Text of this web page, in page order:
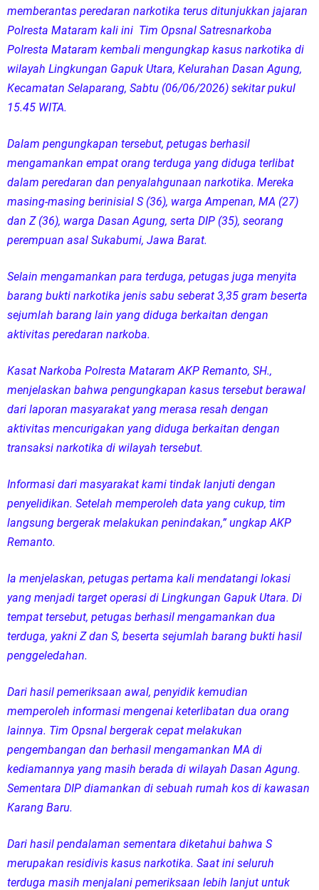
memberantas peredaran narkotika terus ditunjukkan jajaran
Polresta Mataram kali ini Tim Opsnal Satresnarkoba
Polresta Mataram kembali mengungkap kasus narkotika di
wilayah Lingkungan Gapuk Utara, Kelurahan Dasan Agung,
Kecamatan Selaparang, Sabtu (06/06/2026) sekitar pukul
15.45 WITA.
Dalam pengungkapan tersebut, petugas berhasil
mengamankan empat orang terduga yang diduga terlibat
dalam peredaran dan penyalahgunaan narkotika. Mereka
masing-masing berinisial S (36), warga Ampenan, MA (27)
dan Z (36), warga Dasan Agung, serta DIP (35), seorang
perempuan asal Sukabumi, Jawa Barat.
Selain mengamankan para terduga, petugas juga menyita
barang bukti narkotika jenis sabu seberat 3,35 gram beserta
sejumlah barang lain yang diduga berkaitan dengan
aktivitas peredaran narkoba.
Kasat Narkoba Polresta Mataram AKP Remanto, SH.,
menjelaskan bahwa pengungkapan kasus tersebut berawal
dari laporan masyarakat yang merasa resah dengan
aktivitas mencurigakan yang diduga berkaitan dengan
transaksi narkotika di wilayah tersebut.
Informasi dari masyarakat kami tindak lanjuti dengan
penyelidikan. Setelah memperoleh data yang cukup, tim
langsung bergerak melakukan penindakan,” ungkap AKP
Remanto.
Ia menjelaskan, petugas pertama kali mendatangi lokasi
yang menjadi target operasi di Lingkungan Gapuk Utara. Di
tempat tersebut, petugas berhasil mengamankan dua
terduga, yakni Z dan S, beserta sejumlah barang bukti hasil
penggeledahan.
Dari hasil pemeriksaan awal, penyidik kemudian
memperoleh informasi mengenai keterlibatan dua orang
lainnya. Tim Opsnal bergerak cepat melakukan
pengembangan dan berhasil mengamankan MA di
kediamannya yang masih berada di wilayah Dasan Agung.
Sementara DIP diamankan di sebuah rumah kos di kawasan
Karang Baru.
Dari hasil pendalaman sementara diketahui bahwa S
merupakan residivis kasus narkotika. Saat ini seluruh
terduga masih menjalani pemeriksaan lebih lanjut untuk